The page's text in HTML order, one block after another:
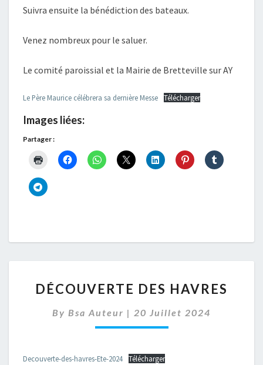
Suivra ensuite la bénédiction des bateaux.
Venez nombreux pour le saluer.
Le comité paroissial et la Mairie de Bretteville sur AY
Le Père Maurice célébrera sa dernière Messe Télécharger
Images liées:
Partager :
DES
DÉCOUVERTE DES HAVRES
By Bsa Auteur | 20 Juillet 2024
Decouverte-des-havres-Ete-2024 Télécharger